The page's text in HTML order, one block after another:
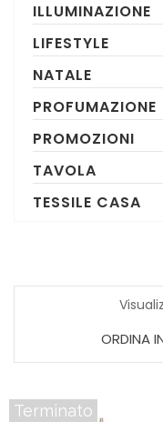
ILLUMINAZIONE
LIFESTYLE
NATALE
PROFUMAZIONE
PROMOZIONI
TAVOLA
TESSILE CASA
ORDINA
Terminato